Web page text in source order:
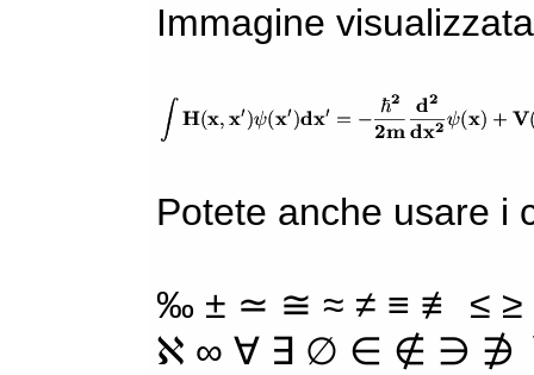
Immagine
Potete anche usare i
‰ ± ≃ ≅ ≈ ≠ ≡ ≢ ≤
ℵ ∞ ∀ ∃ ∅ ∈ ∉ ∋ ∌